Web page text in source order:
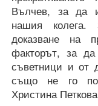
Вълчев, за да
нашия
доказване на
факторът, за
съветници и от
също не го
Христина